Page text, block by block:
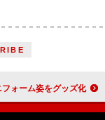
JI BLUE、サッカー日本代表ユニフォーム姿をグッズ化